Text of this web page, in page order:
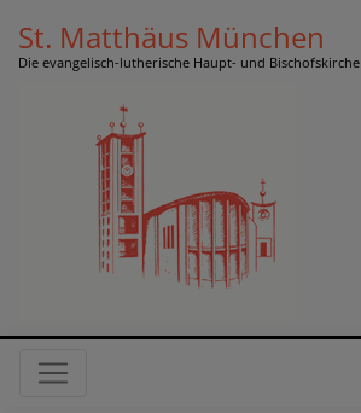
zum
Inhalt
St. Matthäus München
Die evangelisch-lutherische Haupt- und Bischofskirche
Hauptnavigation